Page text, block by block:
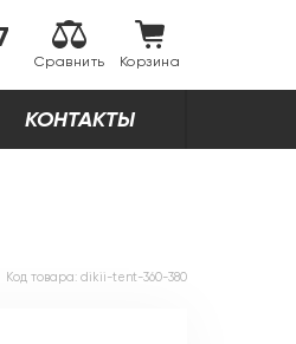
Сравнить Корзина
КОНТАКТЫ
Код товара: dikii-tent-360-380